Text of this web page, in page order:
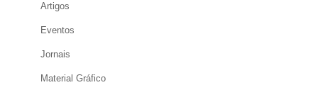
Artigos
Eventos
Jornais
Material Gráfico